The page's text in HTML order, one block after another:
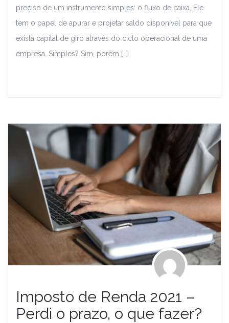
preciso de um instrumento simples: o fluxo de caixa. Ele
tem o papel de apurar e projetar saldo disponível para que
exista capital de giro através do ciclo operacional de uma
empresa. Simples? Sim, porém […]
Imposto de Renda 2021 –
Perdi o prazo, o que fazer?